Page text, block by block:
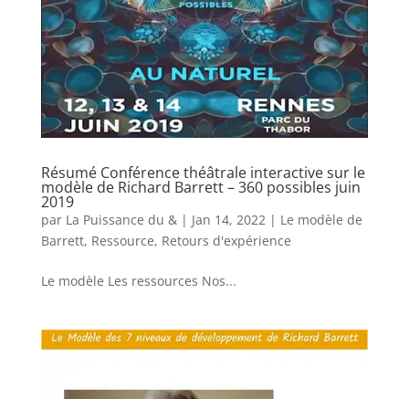
Résumé Conférence théâtrale interactive sur le
modèle de Richard Barrett – 360 possibles juin
2019
par La Puissance du &| Jan 14, 2022| Le modèle de
Barrett, Ressource, Retours d'expérience
Le modèle Les ressources Nos...